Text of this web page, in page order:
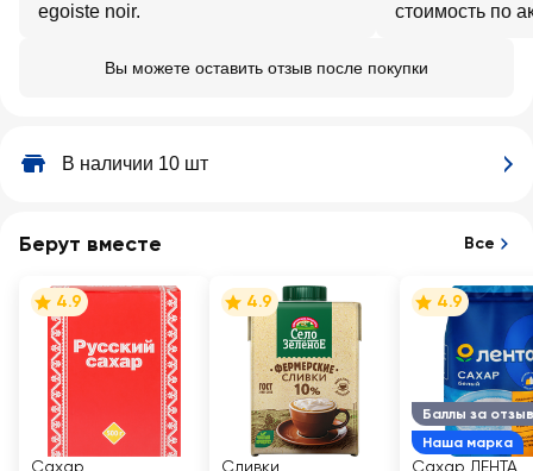
egoiste noir.
стоимость по
Вы можете оставить отзыв после покупки
В наличии 10 шт
Берут вместе Все
4.9
Сахар
4.9
Сливки
Баллы за отзыв
Наша марка
4.9
Сахар ЛЕНТА